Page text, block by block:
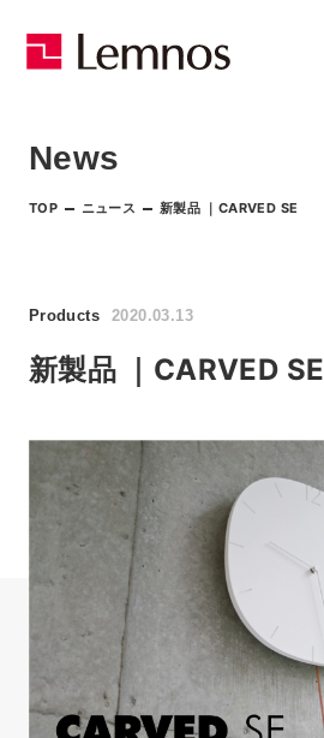
News
TOP ニュース 新製品 ｜CARVED SE
Products 2020.03.13
新製品 ｜CARVED SE